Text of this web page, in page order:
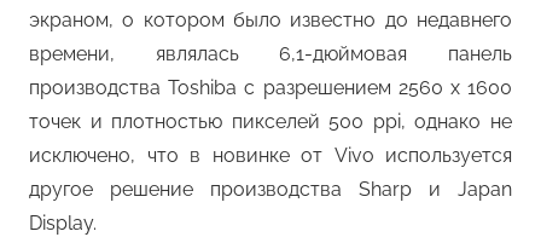
экраном, о котором было известно до недавнего
времени, являлась 6,1-дюймовая панель
производства Toshiba с разрешением 2560 x 1600
точек и плотностью пикселей 500 ppi, однако не
исключено, что в новинке от Vivo используется
другое решение производства Sharp и Japan
Display.